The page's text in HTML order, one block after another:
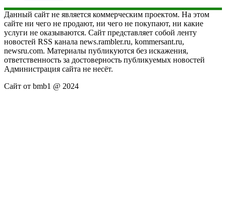
Данный сайт не является коммерческим проектом. На этом
сайте ни чего не продают, ни чего не покупают, ни какие
услуги не оказываются. Сайт представляет собой ленту
новостей RSS канала news.rambler.ru, kommersant.ru,
newsru.com. Материалы публикуются без искажения,
ответственность за достоверность публикуемых новостей
Администрация сайта не несёт.
Сайт от bmb1 @ 2024